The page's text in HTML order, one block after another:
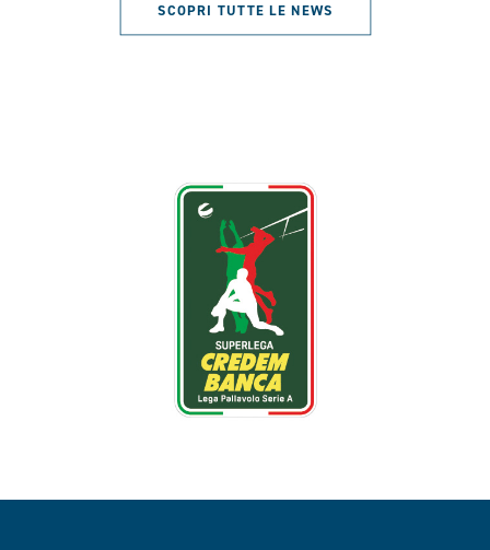
SCOPRI TUTTE LE NEWS